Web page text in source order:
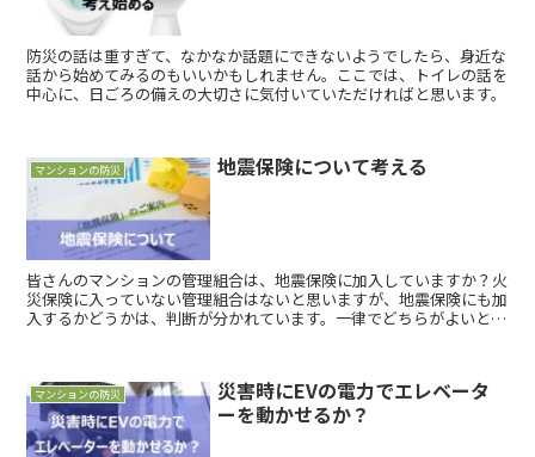
防災の話は重すぎて、なかなか話題にできないようでしたら、身近な
話から始めてみるのもいいかもしれません。ここでは、トイレの話を
中心に、日ごろの備えの大切さに気付いていただければと思います。
マンションの防災 地震保険について考える
皆さんのマンションの管理組合は、地震保険に加入していますか？火
災保険に入っていない管理組合はないと思いますが、地震保険にも加
入するかどうかは、判断が分かれています。一律でどちらがよいと言
マンションの防災
災害時にEVの電力でエレベータ
ーを動かせるか？